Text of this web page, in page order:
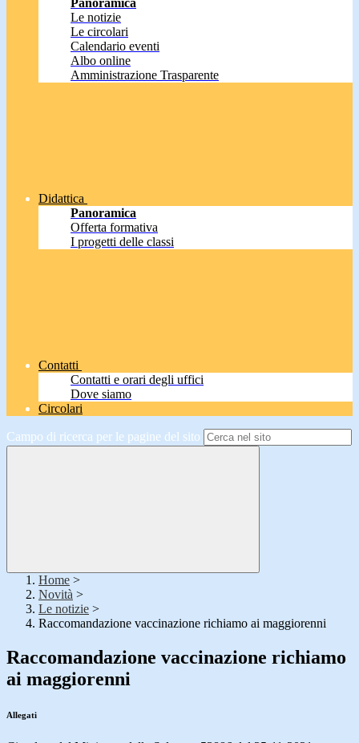
Panoramica
Le notizie
Le circolari
Calendario eventi
Albo online
Amministrazione Trasparente
Didattica
Panoramica
Offerta formativa
I progetti delle classi
Contatti
Contatti e orari degli uffici
Dove siamo
Circolari
Campo di ricerca per le pagine del sito
Home >
Novità >
Le notizie >
Raccomandazione vaccinazione richiamo ai maggiorenni
Raccomandazione vaccinazione richiamo
ai maggiorenni
Allegati